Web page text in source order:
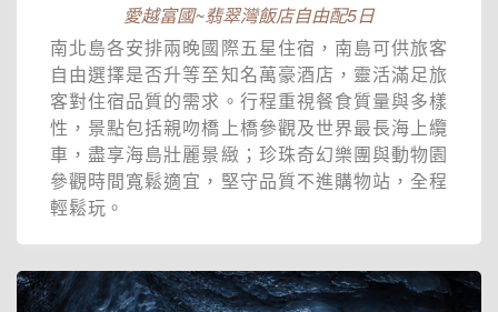
愛越富國~翡翠灣飯店自由配5日
南北島各安排兩晚國際五星住宿，南島可供旅客
自由選擇是否升等至知名萬豪酒店，靈活滿足旅
客對住宿品質的需求。行程重視餐食質量與多樣
性，景點包括親吻橋上橋參觀及世界最長海上纜
車，盡享海島壯麗景緻；珍珠奇幻樂團與動物園
參觀時間寬鬆適宜，堅守品質不進購物站，全程
輕鬆玩。